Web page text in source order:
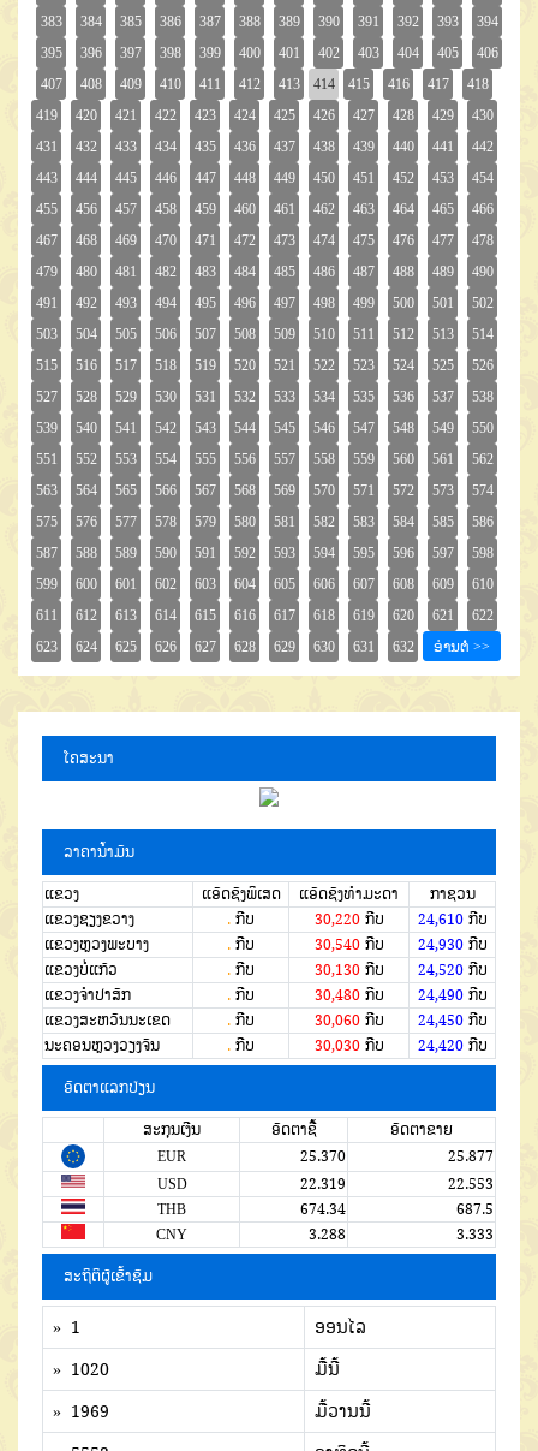
ໂຄສະນາ
ລາຄານໍ້າມັນ
ແຂວງ ແອັດຊັງພິເສດ ແອັດຊັງທຳມະດາ
ກາຊວນ
ແຂວງຊຽງຂວາງ
. ກີບ 30,220ກີບ 24,610ກີບ
ແຂວງຫຼວງພະບາງ
. ກີບ 30,540ກີບ 24,930ກີບ
ແຂວງບໍ່ແກ້ວ
. ກີບ 30,130ກີບ 24,520ກີບ
ແຂວງຈໍາປາສັກ
. ກີບ 30,480ກີບ 24,490ກີບ
ແຂວງສະຫວັນນະເຂດ
. ກີບ 30,060ກີບ 24,450ກີບ
ນະຄອນຫຼວງວຽງຈັນ
. ກີບ 30,030ກີບ 24,420ກີບ
ອັດຕາແລກປ່ຽນ
ສະກຸນເງີນ ອັດຕາຊື້
ອັດຕາຂາຍ
EUR
25.370
25.877
USD
22.319
22.553
THB
674.34
687.5
CNY
3.288 3.333
ສະຖິຕິຜູ້ເຂົ້າຊົມ
» 1
ອອນໄລ
» 1020
ມື້ນີ້
» 1969
ມື້ວານນີ້